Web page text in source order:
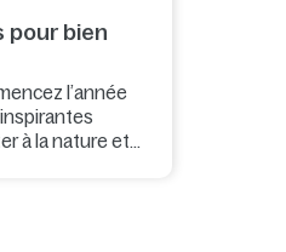
pour bien
l’année
à la nature et